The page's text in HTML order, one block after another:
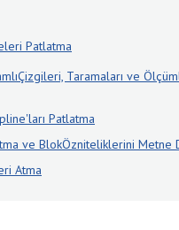
Patlatma
Taramaları ve
Patlatma
ve BlokÖzniteliklerini Metne
Atma